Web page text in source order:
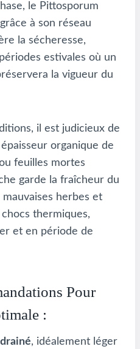
le Pittosporum
à son réseau
la sécheresse,
estivales où un
la vigueur du
il est judicieux de
organique de
feuilles mortes
garde la fraîcheur du
herbes et
thermiques,
et en période de
Pour
:
, idéalement léger